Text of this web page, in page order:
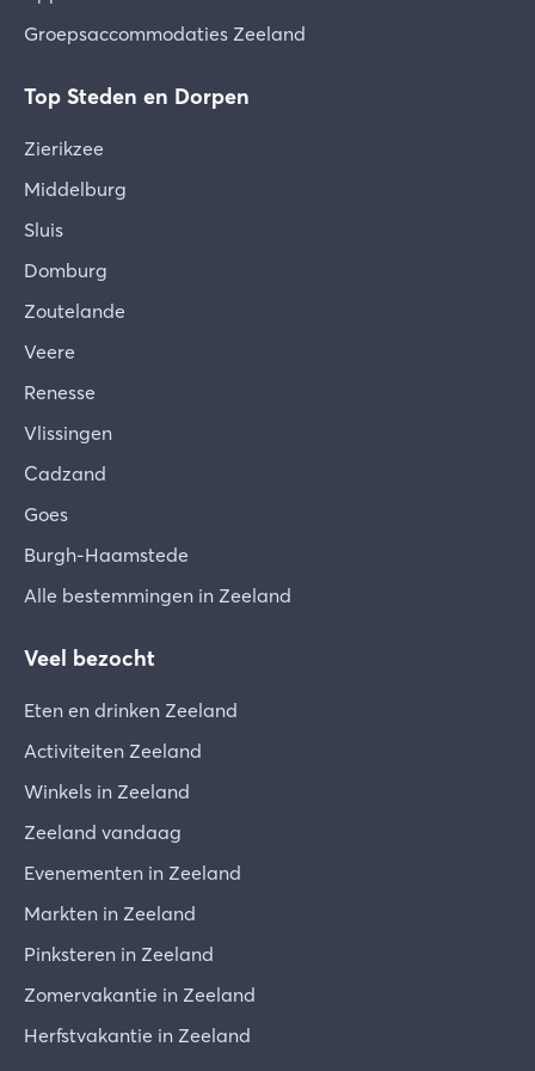
enz. We vragen hiervoor je begrip.
Hygiëne, Bedlinnen en extra's
zorg schoongemaakt, gecontroleerd en voorzien
van bedlinnen, handdoeken en een keukenpakket,
extra's. Mocht je desondanks constateren dat er
iets ontbreekt of niet in orde is, geef dit dan direct
na je aankomst door, zodat we dit voor je kunnen
Verschuiven van het meubilair
en ziel en naar persoonlijke smaak ingericht.
Samen hopen we dat je je welkom en comfortabel
vooral geen meubels te verplaatsen. De volgende
gasten zullen je hier ook dankbaar voor zijn.
Schade
Er kan altijd een ongeluk gebeuren of een
(elektrisch) apparaat kan defect zijn. In geval van
dagelijks gebruik, vragen wij je dit onmiddellijk
aan ons te melden zodat we samen een oplossing
dergelijks te noteren op de kaart die je bij je
aankomst op de tafel vindt.
Zorg ervoor dat als je een dagje op pad gaat, je
de ramen en deuren goed hebt afgesloten. Laat
Groepsaccommodaties Zeeland
Top Steden en Dorpen
Zierikzee
Middelburg
Sluis
Domburg
Zoutelande
Veere
Renesse
Vlissingen
Cadzand
Goes
Burgh-Haamstede
Alle bestemmingen in Zeeland
Veel bezocht
Eten en drinken Zeeland
Activiteiten Zeeland
Winkels in Zeeland
Zeeland vandaag
Evenementen in Zeeland
Markten in Zeeland
Pinksteren in Zeeland
Zomervakantie in Zeeland
Herfstvakantie in Zeeland